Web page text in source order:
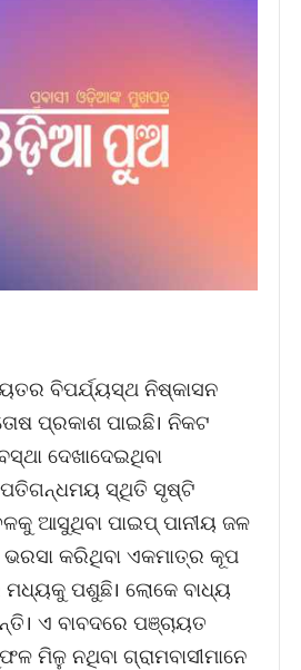
ବିପର୍ଯ୍ୟସ୍ଥ ନିଷ୍କାସନ
ପ୍ରକାଶ ପାଇଛି। ନିକଟ
ଦେଖାଦେଇଥିବା
ପତିଗନ୍ଧମୟ ସ୍ଥିତି ସୃଷ୍ଟି
ଆସୁଥିବା ପାଇପ୍ ପାନୀୟ ଜଳ
ଭରସା କରିଥିବା ଏକମାତ୍ର କୂପ
ମଧ୍ୟକୁ ପଶୁଛି। ଲୋକେ ବାଧ୍ୟ
ଏ ବାବଦରେ ପଞ୍ଚାୟତ
ନଥିବା ଗ୍ରାମବାସୀମାନେ